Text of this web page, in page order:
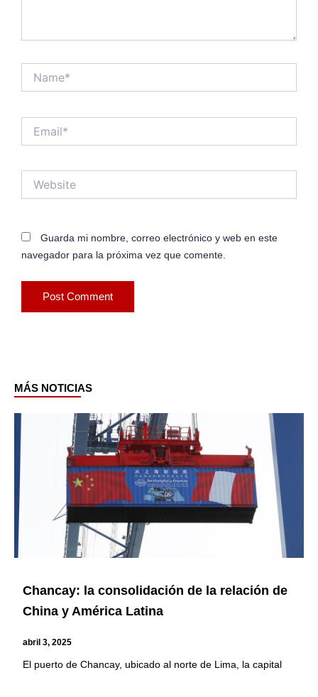
Guarda mi nombre, correo electrónico y web en este
navegador para la próxima vez que comente.
MÁS NOTICIAS
Chancay: la consolidación de la relación de
China y América Latina
abril 3, 2025
El puerto de Chancay, ubicado al norte de Lima, la capital
Page Page PagePage